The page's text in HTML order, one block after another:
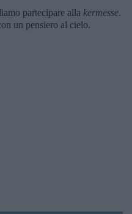
partecipare alla kermesse.
un pensiero al cielo.